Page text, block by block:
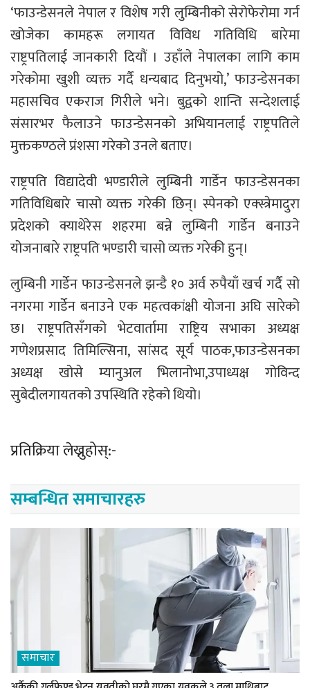
‘फाउन्डेसनले नेपाल र विशेष गरी लुम्बिनीको सेरोफेरोमा गर्न
खोजेका कामहरू लगायत विविध गतिविधि बारेमा
राष्ट्रपतिलाई जानकारी दियौं । उहाँले नेपालका लागि काम
गरेकोमा खुशी व्यक्त गर्दै धन्यबाद दिनुभयो,’ फाउन्डेसनका
महासचिव एकराज गिरीले भने। बुद्वको शान्ति सन्देशलाई
संसारभर फैलाउने फाउन्डेसनको अभियानलाई राष्ट्रपतिले
मुक्तकण्ठले प्रंशसा गरेको उनले बताए।
राष्ट्रपति विद्यादेवी भण्डारीले लुम्बिनी गार्डेन फाउन्डेसनका
गतिविधिबारे चासो व्यक्त गरेकी छिन्। स्पेनको एक्स्त्रेमादुरा
प्रदेशको क्याथेरेस शहरमा बन्ने लुम्बिनी गार्डेन बनाउने
योजनाबारे राष्ट्रपति भण्डारी चासो व्यक्त गरेकी हुन्।
लुम्बिनी गार्डेन फाउन्डेसनले झन्डै १० अर्व रुपैयाँ खर्च गर्दै सो
नगरमा गार्डेन बनाउने एक महत्वकांक्षी योजना अघि सारेको
छ। राष्ट्रपतिसँगको भेटवार्तामा राष्ट्रिय सभाका अध्यक्ष
गणेशप्रसाद तिमिल्सिना, सांसद सूर्य पाठक,फाउन्डेसनका
अध्यक्ष खोसे म्यानुअल भिलानोभा,उपाध्यक्ष गोविन्द
सुबेदीलगायतको उपस्थिति रहेको थियो।
प्रतिक्रिया लेख्नुहोस्:-
सम्बन्धित समाचारहरु
समाचार